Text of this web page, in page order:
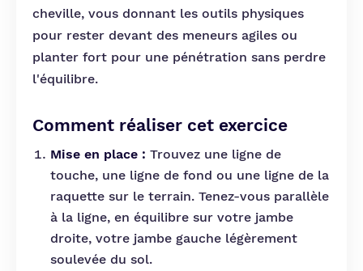
cheville, vous donnant les outils physiques
pour rester devant des meneurs agiles ou
planter fort pour une pénétration sans perdre
l'équilibre.
Comment réaliser cet exercice
Mise en place : Trouvez une ligne de
touche, une ligne de fond ou une ligne de la
raquette sur le terrain. Tenez-vous parallèle
à la ligne, en équilibre sur votre jambe
droite, votre jambe gauche légèrement
soulevée du sol.